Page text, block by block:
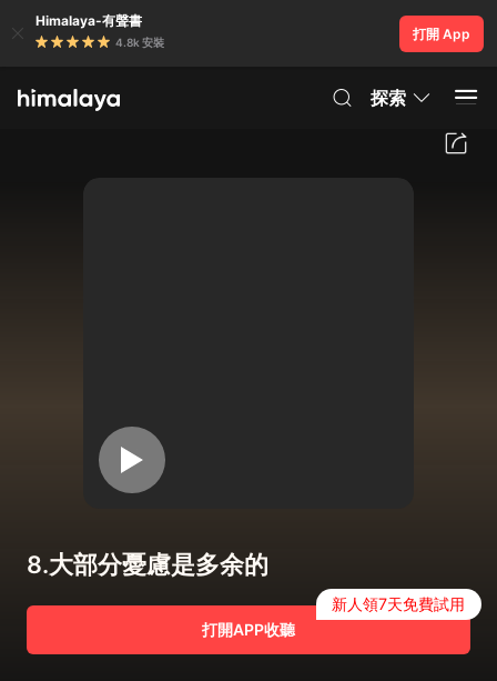
Himalaya-有聲書
4.8k 安裝
打開 App
探索
8.大部分憂慮是多余的
打開APP收聽
新人領7天免費試用